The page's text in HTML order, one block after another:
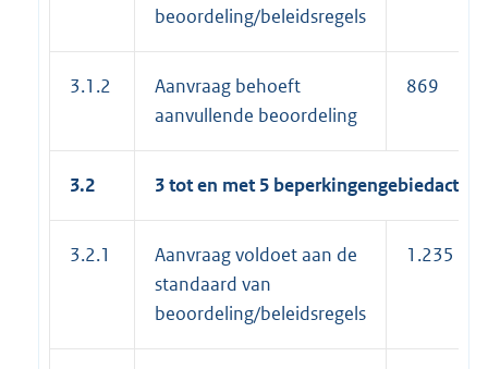
beoordeling/beleidsregels
3.1.2
Aanvraag behoeft
aanvullende beoordeling
869
3.2 3 tot en met 5
3.2.1
Aanvraag voldoet aan de
standaard van
beoordeling/beleidsregels
1.235